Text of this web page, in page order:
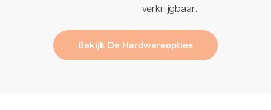
verkrijgbaar.
Bekijk De Hardwareopties